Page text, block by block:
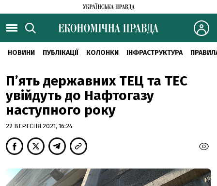
НОВИНИ ПУБЛІКАЦІЇ КОЛОНКИ ІНФРАСТРУКТУРА
П’ять державних ТЕЦ та ТЕС
увійдуть до Нафтогазу
наступного року
22 ВЕРЕСНЯ 2021, 16:24